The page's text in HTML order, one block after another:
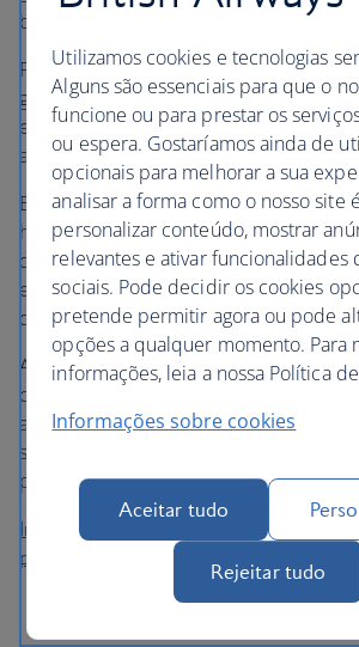
brinquedo.
Para voos de longo curso, criámos
gratuitas para crianças,
e adequadas para crianças que
alimentos sólidos.
Encomende a refeição da sua criança,
horas antes do voo de longo curso.
de Gerir a minha reserva. Aceda a
em "Refeições especiais", encontrará a
de crianças".
Ao efetuar a pré-encomenda de uma
crianças, a nossa política ‘Feed Kids
as crianças) significa que as suas
satisfeitas quando chegar a hora de
própria refeição em paz.
Inicie sessão para encomendar a
para um voo de longo curso
Utilizamos cookies e tecnologias
Alguns são essenciais para que o
funcione ou para prestar os
ou espera. Gostaríamos ainda de
opcionais para melhorar a sua
analisar a forma como o nosso site
personalizar conteúdo, mostrar
relevantes e ativar funcionalidades
sociais. Pode decidir os cookies
pretende permitir agora ou pode
opções a qualquer momento. Para
informações, leia a nossa Política
Informações sobre cookies
Aceitar tudo
Rejeitar tudo